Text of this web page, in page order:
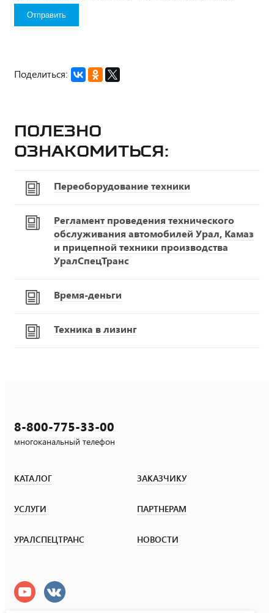
Поделиться:
Полезно
ознакомиться:
Переоборудование техники
Регламент проведения технического
обслуживания автомобилей Урал, Камаз
и прицепной техники производства
УралСпецТранс
Время-деньги
Техника в лизинг
8-800-775-33-00
многоканальный телефон
КАТАЛОГ ЗАКАЗЧИКУ
УСЛУГИ ПАРТНЕРАМ
УРАЛСПЕЦТРАНС НОВОСТИ